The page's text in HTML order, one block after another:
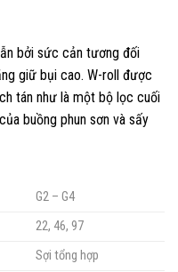
bởi sức cản tương đối
giữ bụi cao. W-roll được
tán như là một bộ lọc cuối
buồng phun sơn và sấy
G2 – G4
22, 46, 97
Sợi tổng hợp